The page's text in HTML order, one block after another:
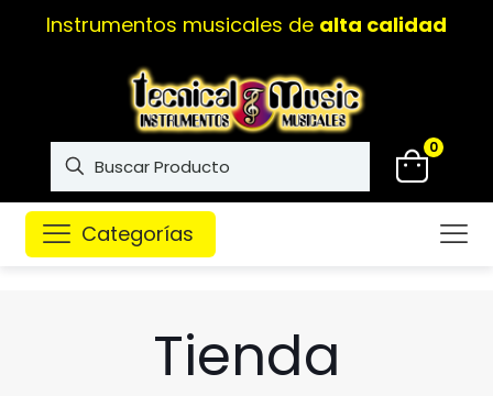
Instrumentos musicales de alta calidad
0
Categorías
Tienda